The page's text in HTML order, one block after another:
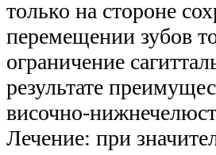
только на стороне
перемещении зубов
ограничение
результате
височно-
Лечение: при